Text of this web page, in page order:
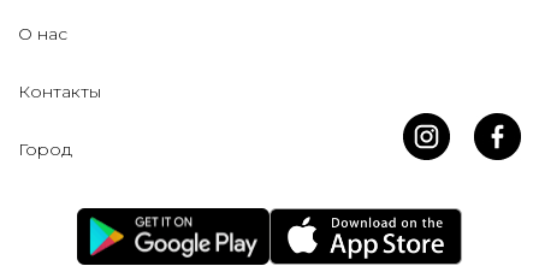
О нас
Контакты
Город